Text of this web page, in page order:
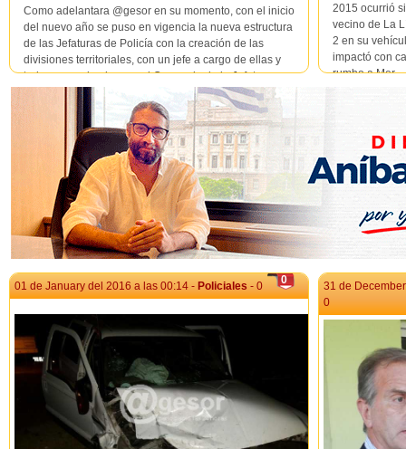
Como adelantara @gesor en su momento, con el inicio
del nuevo año se puso en vigencia la nueva estructura
de las Jefaturas de Policía con la creación de las
divisiones territoriales, con un jefe a cargo de ellas y
todas supervisadas por el Comando de la Jefatura,
según lo m...
2015 ocurrió
vecino de La
2 en su
impactó con
rumbo a Mer...
0
01 de January del 2016 a las 00:14 - Policiales - 0
31 de
0